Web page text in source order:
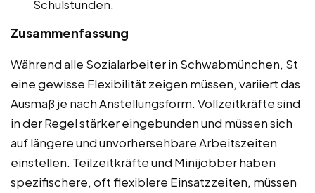
Schulstunden.
Zusammenfassung
Während alle Sozialarbeiter in Schwabmünchen, St
eine gewisse Flexibilität zeigen müssen, variiert das
Ausmaß je nach Anstellungsform. Vollzeitkräfte sind
in der Regel stärker eingebunden und müssen sich
auf längere und unvorhersehbare Arbeitszeiten
einstellen. Teilzeitkräfte und Minijobber haben
spezifischere, oft flexiblere Einsatzzeiten, müssen